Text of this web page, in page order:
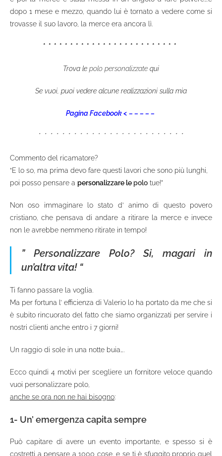
dopo 1 mese e mezzo, quando lui è tornato a vedere come si
trovasse il suo lavoro, la merce era ancora lì.
* * * * * * * * * * * * * * * * * * * * * * * * *
Trova le polo personalizzate qui
Se vuoi, puoi vedere alcune realizzazioni sulla mia
Pagina Facebook < – – – – –
* * * * * * * * * * * * * * * * * * * * * * * * *
Commento del ricamatore?
“E lo so, ma prima devo fare questi lavori che sono più lunghi,
poi posso pensare a personalizzare le polo tue!”
Non oso immaginare lo stato d’ animo di questo povero
cristiano, che pensava di andare a ritirare la merce e invece
non le avrebbe nemmeno ritirate in tempo!
” Personalizzare Polo? Si, magari in
un’altra vita! “
Ti fanno passare la voglia.
Ma per fortuna l’ efficienza di Valerio lo ha portato da me che si
è subito rincuorato del fatto che siamo organizzati per servire i
nostri clienti anche entro i 7 giorni!
Un raggio di sole in una notte buia….
Ecco quindi 4 motivi per scegliere un fornitore veloce quando
vuoi personalizzare polo,
anche se ora non ne hai bisogno:
1- Un’ emergenza capita sempre
Può capitare di avere un evento importante, e spesso si è
costretti a pensare a 1000 cose, e se ti è sfuggito proprio quel